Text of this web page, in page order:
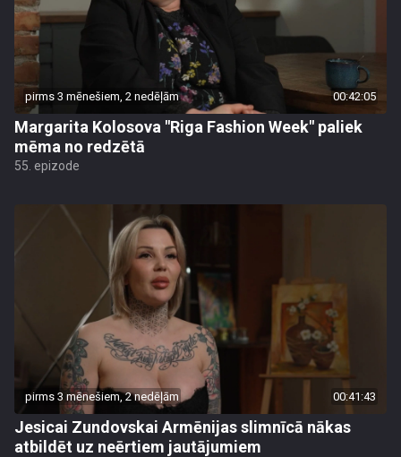
pirms 3 mēnešiem, 2 nedēļām 00:42:05
Margarita Kolosova "Riga Fashion Week" paliek
mēma no redzētā
55. epizode
pirms 3 mēnešiem, 2 nedēļām 00:41:43
Jesicai Zundovskai Armēnijas slimnīcā nākas
atbildēt uz neērtiem jautājumiem